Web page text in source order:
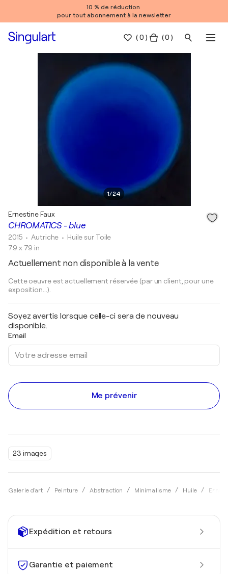
10 % de réduction
pour tout abonnement à la newsletter
(0 ) ( 0 )
1/24
23 images
Galerie d'art Peinture Abstraction Minimalisme Huile
CHROMATICS - blue
Ernestine Faux
2015 • Autriche • Huile sur Toile
79 x 79 in
Actuellement non disponible à la vente
Cette oeuvre est actuellement réservée (par un client, pour une
exposition...).
Soyez avertis lorsque celle-ci sera de nouveau
disponible.
Email
Me prévenir
Expédition et retours
Garantie et paiement